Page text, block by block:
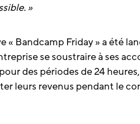
»
« Bandcamp Friday » a été
se soustraire à ses
des périodes de 24
leurs revenus pendant le